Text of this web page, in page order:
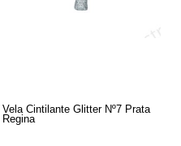
Vela Cintilante Glitter Nº7 Prata
Regina